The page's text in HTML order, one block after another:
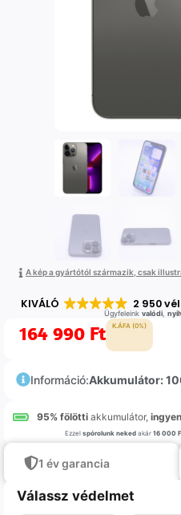
A kép a gyártótól származik, csak
KIVÁLÓ 2 950
Ügyfeleink valódi,
164 990 Ft K.ÁFA (0%)
Információ:Akkumulátor:
95% fölötti akkumulátor,
Ezzel spórolunk nekedakár 16 000
1 év garancia
Válassz védelmet